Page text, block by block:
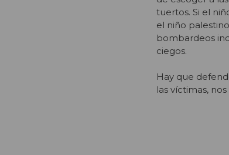
tuertos. Si el
el niño
bombardeos
ciegos.
Hay que
las víctimas,